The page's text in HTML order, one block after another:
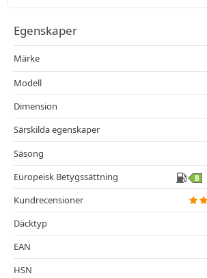
Egenskaper
Märke
Modell
Dimension
Särskilda egenskaper
Säsong
Europeisk Betygssättning
B
Kundrecensioner
Däcktyp
EAN
HSN